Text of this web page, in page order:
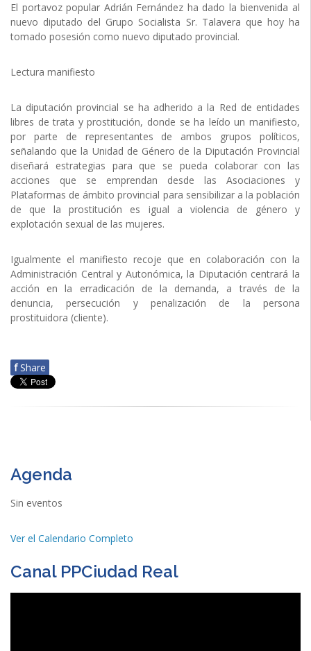
El portavoz popular Adrián Fernández ha dado la bienvenida al
nuevo diputado del Grupo Socialista Sr. Talavera que hoy ha
tomado posesión como nuevo diputado provincial.
Lectura manifiesto
La diputación provincial se ha adherido a la Red de entidades
libres de trata y prostitución, donde se ha leído un manifiesto,
por parte de representantes de ambos grupos políticos,
señalando que la Unidad de Género de la Diputación Provincial
diseñará estrategias para que se pueda colaborar con las
acciones que se emprendan desde las Asociaciones y
Plataformas de ámbito provincial para sensibilizar a la población
de que la prostitución es igual a violencia de género y
explotación sexual de las mujeres.
Igualmente el manifiesto recoje que en colaboración con la
Administración Central y Autonómica, la Diputación centrará la
acción en la erradicación de la demanda, a través de la
denuncia, persecución y penalización de la persona
prostituidora (cliente).
f Share
Agenda
Sin eventos
Ver el Calendario Completo
Canal PPCiudad Real